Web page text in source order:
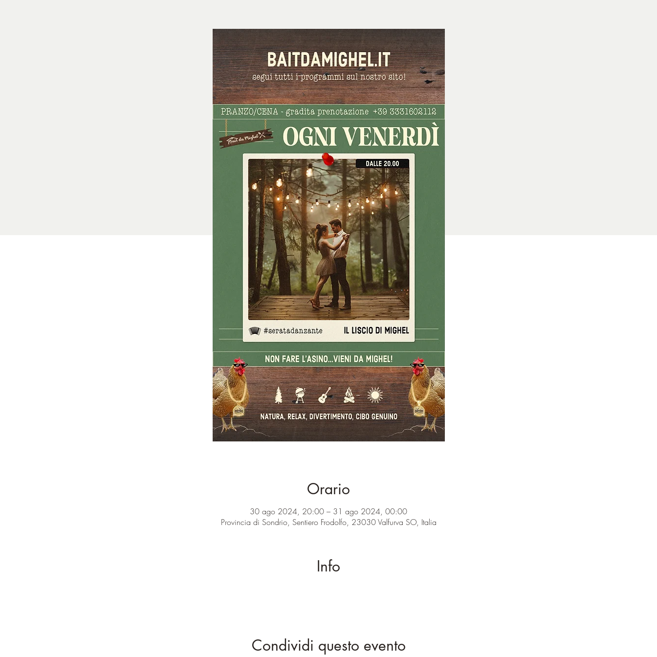
Orario
30 ago 2024, 20:00 – 31 ago 2024, 00:00
Provincia di Sondrio, Sentiero Frodolfo, 23030 Valfurva SO, Italia
Info
Condividi questo evento